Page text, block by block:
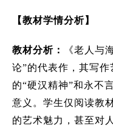
【教材学情分析】
教材分析：
《老人与
论”的代表作，其写
的“硬汉精神”和永不
意义。学生仅阅读教
的艺术魅力，甚至对